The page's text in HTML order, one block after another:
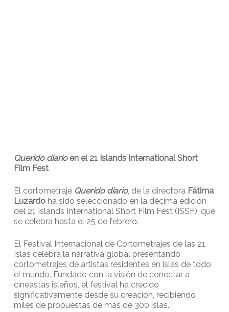
Querido diarioen el 21 Islands International Short
Film Fest
El cortometrajeQuerido diario, de la directora Fátima
Luzardoha sido seleccionado en la décima edición
del 21 Islands International Short Film Fest (ISSF), que
se celebra hasta el 25 de febrero.
El Festival Internacional de Cortometrajes de las 21
Islas celebra la narrativa global presentando
cortometrajes de artistas residentes en islas de todo
el mundo. Fundado con la visión de conectar a
cineastas isleños, el festival ha crecido
significativamente desde su creación, recibiendo
miles de propuestas de más de 300 islas.